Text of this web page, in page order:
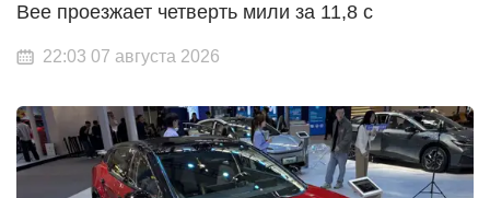
Bee проезжает четверть мили за 11,8 с
22:03 07 августа 2026